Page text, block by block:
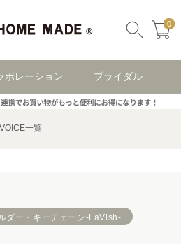
0
ボレーション ブライダル
一覧
ダー・キーチェーン-LaVish-